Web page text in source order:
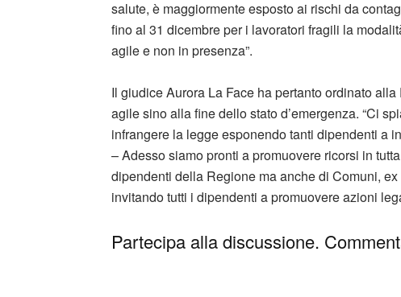
salute, è maggiormente esposto ai rischi da
fino al 31 dicembre per i lavoratori fragili la
agile e non in presenza”.
Il giudice Aurora La Face ha pertanto ordinato
agile sino alla fine dello stato d’emergenza. “Ci
infrangere la legge esponendo tanti dipendenti a
– Adesso siamo pronti a promuovere ricorsi in
dipendenti della Regione ma anche di Comuni,
invitando tutti i dipendenti a promuovere azioni
Partecipa alla discussione.